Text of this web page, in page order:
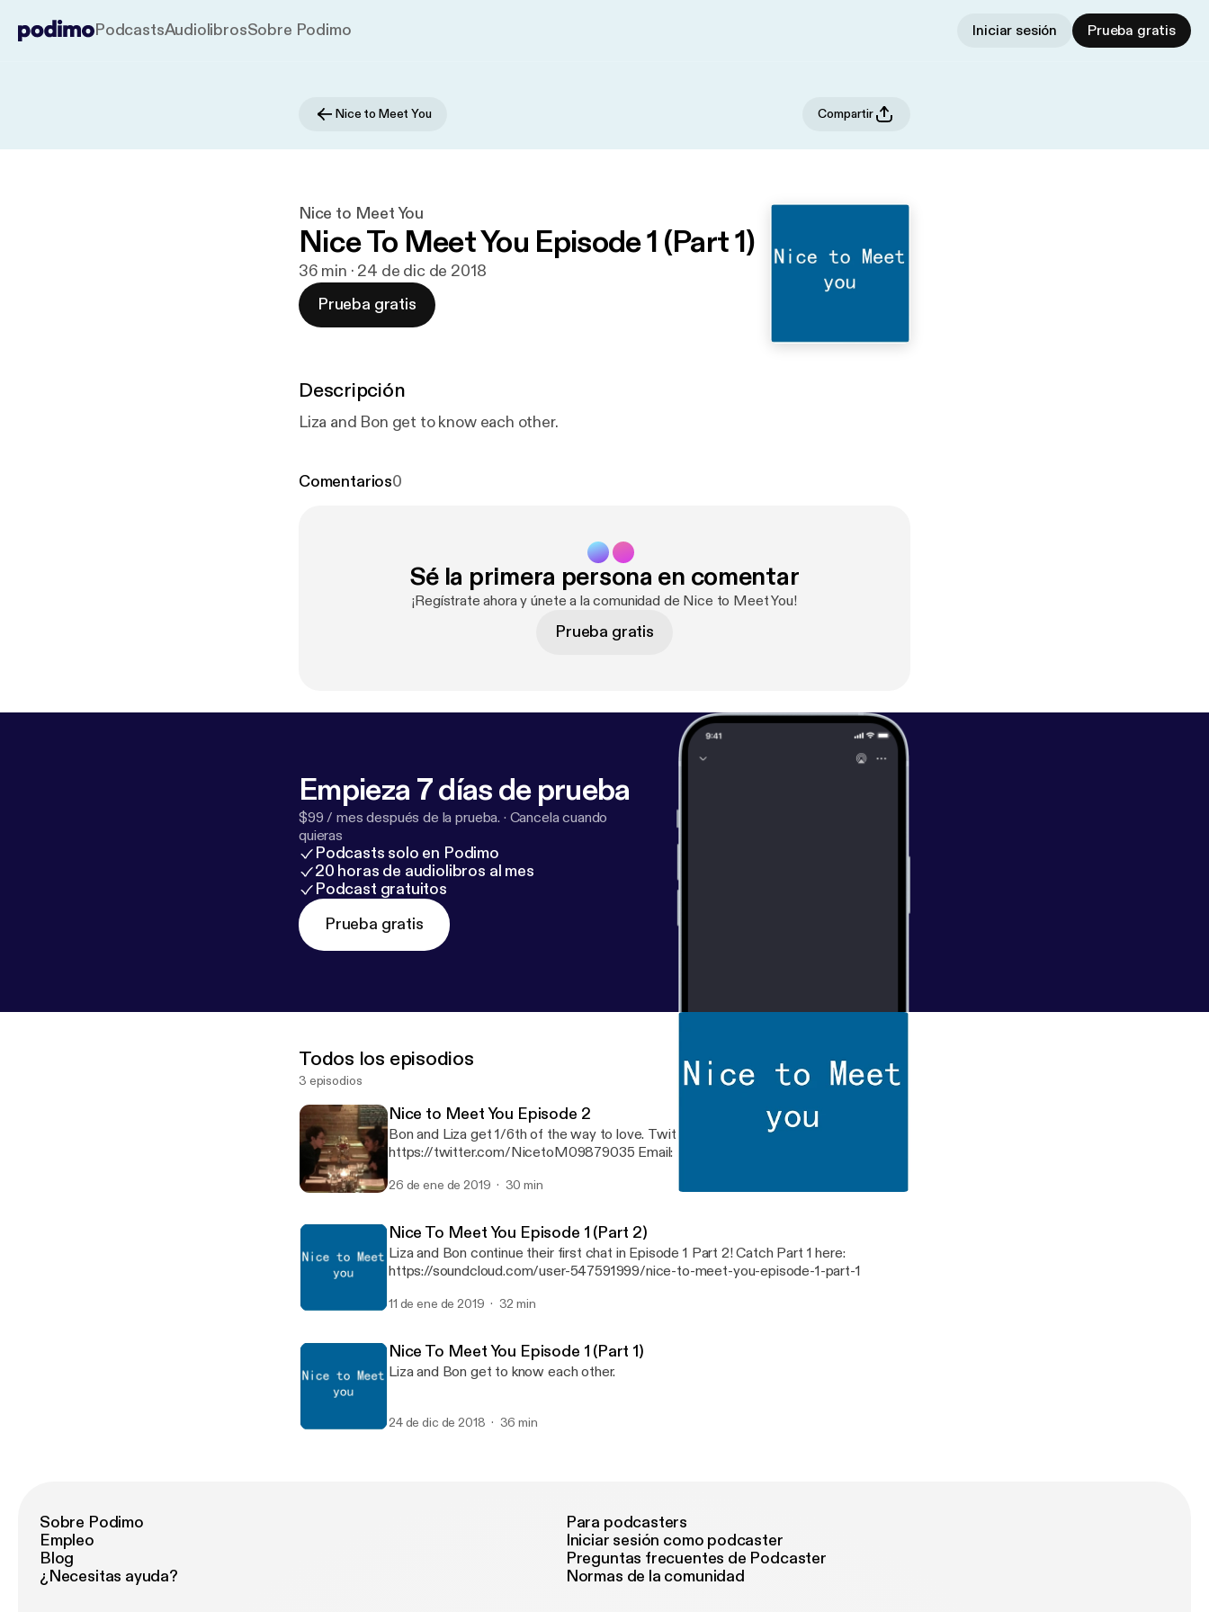
PodcastsAudiolibrosSobre Podimo Iniciar sesión Prueba gratis
Nice to Meet You Compartir
Nice to Meet You
Nice To Meet You Episode 1 (Part 1)
36 min · 24 de dic de 2018
Prueba gratis
Descripción
Liza and Bon get to know each other.
Comentarios0
Sé la primera persona en comentar
¡Regístrate ahora y únete a la comunidad de Nice to Meet You!
Prueba gratis
Empieza 7 días de prueba
$99 / mes después de la prueba. · Cancela cuando
quieras
Podcasts solo en Podimo
20 horas de audiolibros al mes
Podcast gratuitos
Prueba gratis
Todos los episodios
3 episodios
Nice to Meet You Episode 2
Bon and Liza get 1/6th of the way to love. Twitter:
https://twitter.com/NicetoM09879035 Email: nicetomeetyoupodcast@gmail.com
26 de ene de 2019 30 min
Nice To Meet You Episode 1 (Part 2)
Liza and Bon continue their first chat in Episode 1 Part 2! Catch Part 1 here:
https://soundcloud.com/user-547591999/nice-to-meet-you-episode-1-part-1
11 de ene de 2019 32 min
Nice To Meet You Episode 1 (Part 1)
Liza and Bon get to know each other.
24 de dic de 2018 36 min
Sobre Podimo
Empleo
Blog
¿Necesitas ayuda?
Para podcasters
Iniciar sesión como podcaster
Preguntas frecuentes de Podcaster
Normas de la comunidad